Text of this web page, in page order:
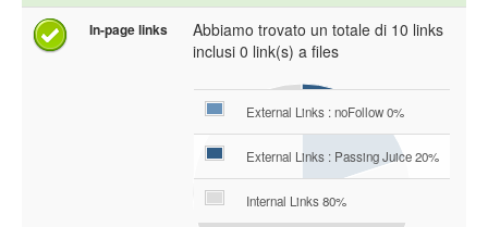
In-page links
Abbiamo trovato un totale di 10 links
inclusi 0 link(s) a files
External Links : noFollow 0%
External Links : Passing Juice 20%
Internal Links 80%